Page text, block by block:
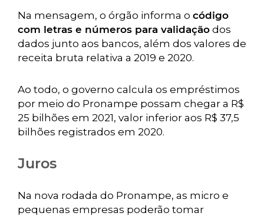
Na mensagem, o órgão informa o código
com letras e números para validação dos
dados junto aos bancos, além dos valores de
receita bruta relativa a 2019 e 2020.
Ao todo, o governo calcula os empréstimos
por meio do Pronampe possam chegar a R$
25 bilhões em 2021, valor inferior aos R$ 37,5
bilhões registrados em 2020.
Juros
Na nova rodada do Pronampe, as micro e
pequenas empresas poderão tomar